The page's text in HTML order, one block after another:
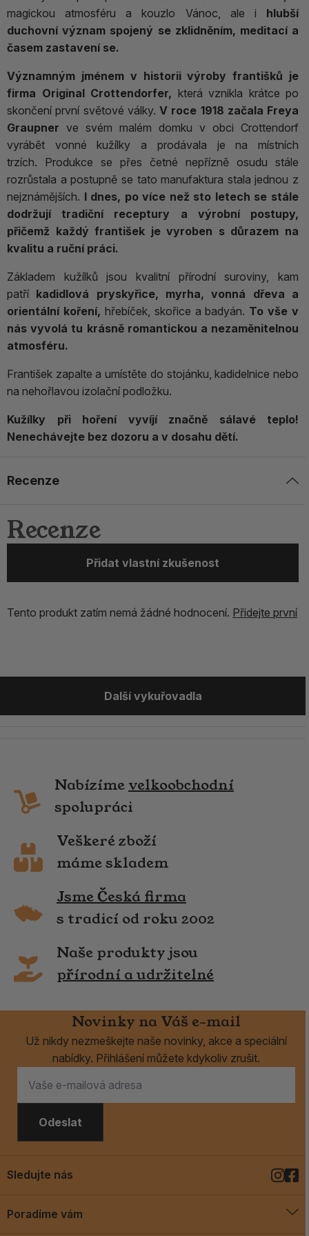
magickou atmosféru a kouzlo Vánoc, ale i hlubší
duchovní význam spojený se zklidněním, meditací a
časem zastavení se.
Významným jménem v historii výroby františků je
firma Original Crottendorfer, která vznikla krátce po
skončení první světové války. V roce 1918 začala Freya
Graupner ve svém malém domku v obci Crottendorf
vyrábět vonné kužílky a prodávala je na místních
trzích. Produkce se přes četné nepřízně osudu stále
rozrůstala a postupně se tato manufaktura stala jednou z
nejznámějších. I dnes, po více než sto letech se stále
dodržují tradiční receptury a výrobní postupy,
přičemž každý františek je vyroben s důrazem na
kvalitu a ruční práci.
Základem kužílků jsou kvalitní přírodní suroviny, kam
patří kadidlová pryskyřice, myrha, vonná dřeva a
orientální koření, hřebíček, skořice a badyán. To vše v
nás vyvolá tu krásně romantickou a nezaměnitelnou
atmosféru.
František zapalte a umístěte do stojánku, kadidelnice nebo
na nehořlavou izolační podložku.
Kužílky při hoření vyvíjí značně sálavé teplo!
Nenechávejte bez dozoru a v dosahu dětí.
Recenze
Recenze
Přidat vlastní zkušenost
Tento produkt zatím nemá žádné hodnocení. Přidejte první
Další vykuřovadla
Nabízíme velkoobchodní
spolupráci
Veškeré zboží
máme skladem
Jsme Česká firma
s tradicí od roku 2002
Naše produkty jsou
přírodní a udržitelné
Novinky na Váš e-mail
Už nikdy nezmeškejte naše novinky, akce a speciální
nabídky. Přihlášení můžete kdykoliv zrušit.
Odeslat
Poradíme vám
Sledujte nás